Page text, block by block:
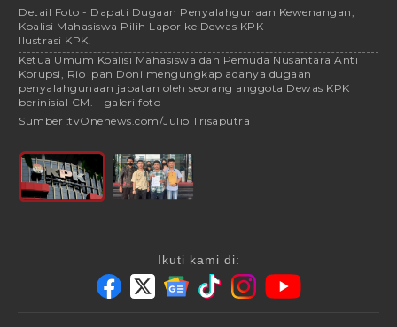
Detail Foto - Dapati Dugaan Penyalahgunaan Kewenangan,
Koalisi Mahasiswa Pilih Lapor ke Dewas KPK
Ilustrasi KPK.
Ketua Umum Koalisi Mahasiswa dan Pemuda Nusantara Anti
Korupsi, Rio Ipan Doni mengungkap adanya dugaan
penyalahgunaan jabatan oleh seorang anggota Dewas KPK
berinisial CM. - galeri foto
Sumber :tvOnenews.com/Julio Trisaputra
Ikuti kami di: